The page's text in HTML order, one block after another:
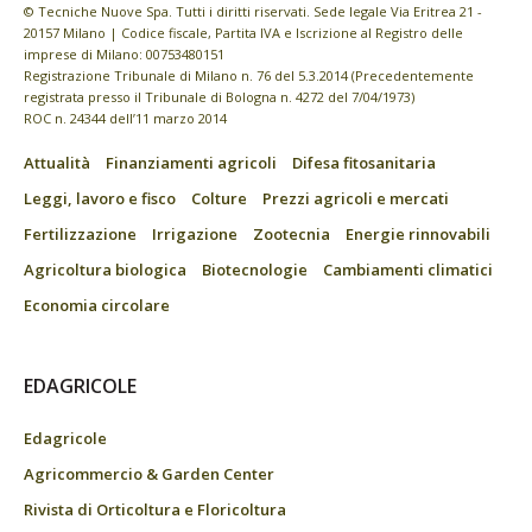
© Tecniche Nuove Spa. Tutti i diritti riservati. Sede legale Via Eritrea 21 -
20157 Milano | Codice fiscale, Partita IVA e Iscrizione al Registro delle
imprese di Milano: 00753480151
Registrazione Tribunale di Milano n. 76 del 5.3.2014 (Precedentemente
registrata presso il Tribunale di Bologna n. 4272 del 7/04/1973)
ROC n. 24344 dell’11 marzo 2014
Attualità Finanziamenti agricoli
Difesa fitosanitaria
Leggi, lavoro e fisco
Colture
Prezzi agricoli e mercati
Fertilizzazione
Irrigazione Zootecnia
Energie rinnovabili
Agricoltura biologica
Biotecnologie
Cambiamenti climatici
Economia circolare
EDAGRICOLE
Edagricole
Agricommercio & Garden Center
Rivista di Orticoltura e Floricoltura